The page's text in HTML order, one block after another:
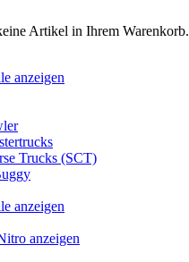
Artikel in Ihrem Warenkorb.
anzeigen
Trucks (SCT)
anzeigen
anzeigen